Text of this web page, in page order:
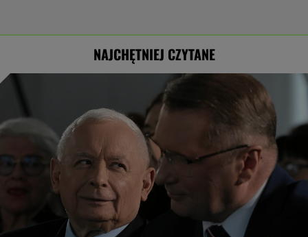
NAJCHĘTNIEJ CZYTANE